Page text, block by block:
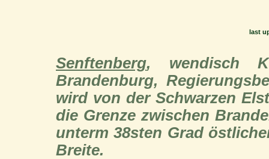
last
Senftenberg, wendisch
Brandenburg,
wird von der Schwarzen
die Grenze zwischen
unterm 38sten Grad
Breite.